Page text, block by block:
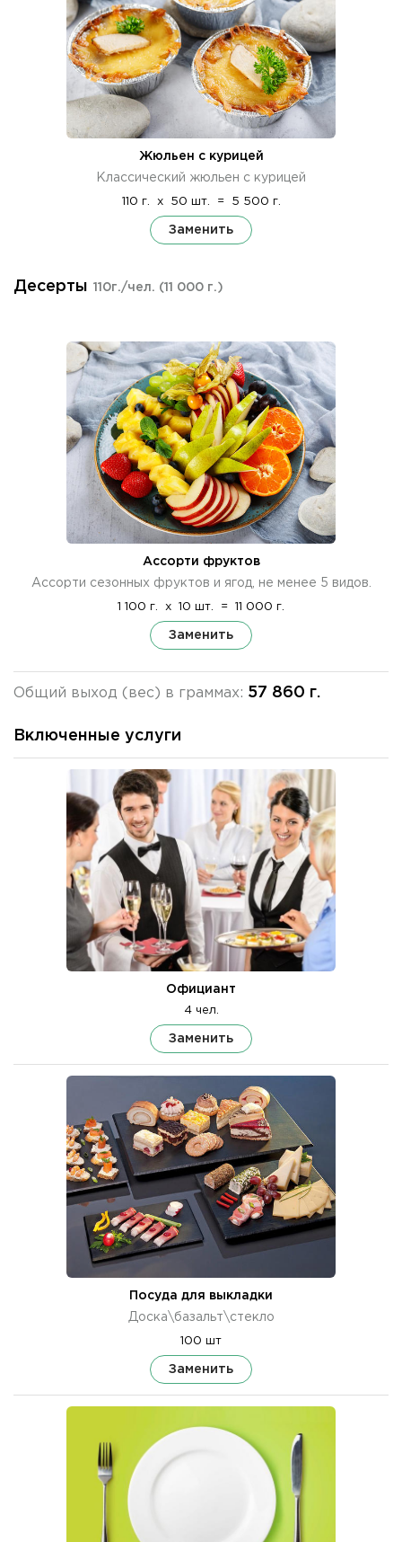
Жюльен с курицей
Классический жюльен с курицей
110 г. x 50 шт. = 5 500 г.
Заменить
Десерты 110г./чел. (11 000 г.)
Ассорти фруктов
Ассорти сезонных фруктов и ягод, не менее 5 видов.
1 100 г. x 10 шт. = 11 000 г.
Заменить
Общий выход (вес) в граммах: 57 860 г.
Включенные услуги
Официант
4 чел.
Заменить
Посуда для выкладки
Доска\базальт\стекло
100 шт
Заменить